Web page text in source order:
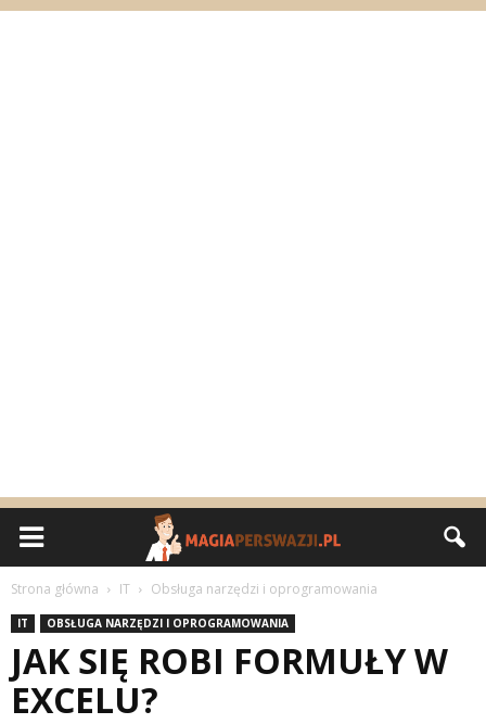
Strona główna IT Obsługa narzędzi i oprogramowania
IT OBSŁUGA NARZĘDZI I OPROGRAMOWANIA
JAK SIĘ ROBI FORMUŁY W
EXCELU?